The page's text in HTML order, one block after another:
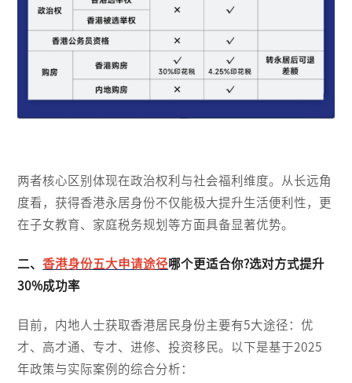
两者核心区别体现在政治权利与社会福利维度。从长远角
度看，获得香港永居身份不仅能极大提升生活便利性，更
在子女教育、家庭税务规划等方面具备显著优势。
二、香港身份五大申请途径哪个更适合你?选对方式提升
30%成功率
目前，内地人士获取香港居民身份主要有5大途径：优
才、高才通、专才、进修、投资移民。以下是基于2025
年政策与实际案例的综合分析：